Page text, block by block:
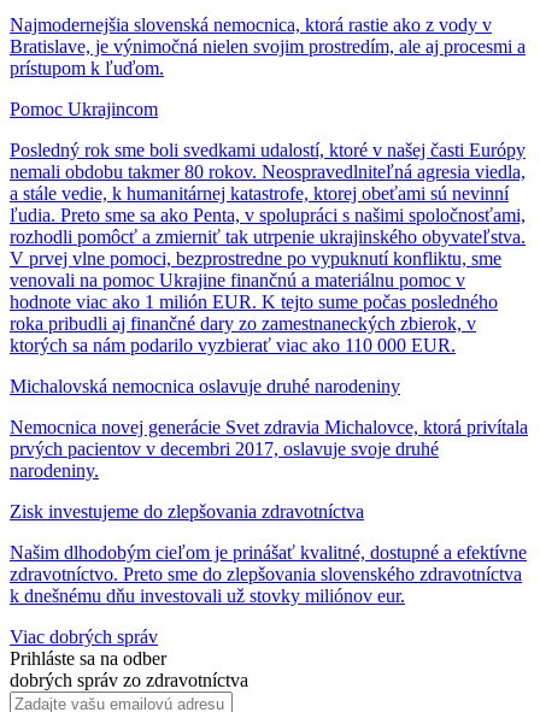
Najmodernejšia slovenská nemocnica, ktorá rastie ako z vody v
Bratislave, je výnimočná nielen svojim prostredím, ale aj procesmi a
prístupom k ľuďom.
Pomoc Ukrajincom
Posledný rok sme boli svedkami udalostí, ktoré v našej časti Európy
nemali obdobu takmer 80 rokov. Neospravedlniteľná agresia viedla,
a stále vedie, k humanitárnej katastrofe, ktorej obeťami sú nevinní
ľudia. Preto sme sa ako Penta, v spolupráci s našimi spoločnosťami,
rozhodli pomôcť a zmierniť tak utrpenie ukrajinského obyvateľstva.
V prvej vlne pomoci, bezprostredne po vypuknutí konfliktu, sme
venovali na pomoc Ukrajine finančnú a materiálnu pomoc v
hodnote viac ako 1 milión EUR. K tejto sume počas posledného
roka pribudli aj finančné dary zo zamestnaneckých zbierok, v
ktorých sa nám podarilo vyzbierať viac ako 110 000 EUR.
Michalovská nemocnica oslavuje druhé narodeniny
Nemocnica novej generácie Svet zdravia Michalovce, ktorá privítala
prvých pacientov v decembri 2017, oslavuje svoje druhé
narodeniny.
Zisk investujeme do zlepšovania zdravotníctva
Našim dlhodobým cieľom je prinášať kvalitné, dostupné a efektívne
zdravotníctvo. Preto sme do zlepšovania slovenského zdravotníctva
k dnešnému dňu investovali už stovky miliónov eur.
Viac dobrých správ
Prihláste sa na odber
dobrých správ zo zdravotníctva